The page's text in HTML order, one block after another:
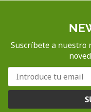
Suscríbete a